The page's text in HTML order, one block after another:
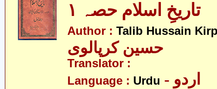
تاریخِ اسلام حصہ ۱
Author : Talib Hussain
حسین کرپالوی
Translator :
Language : Urdu - اردو